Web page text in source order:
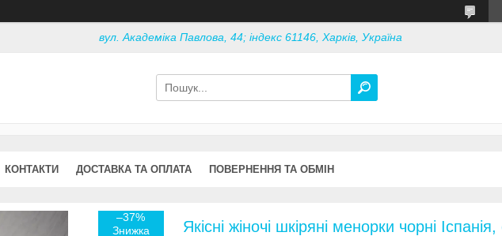
вул. Академіка Павлова, 44; індекс 61146, Харків, Україна
КОНТАКТИ ДОСТАВКА ТА ОПЛАТА ПОВЕРНЕННЯ ТА ОБМІН
–37%
Якісні жіночі шкіряні менорки чорні Іспанія,